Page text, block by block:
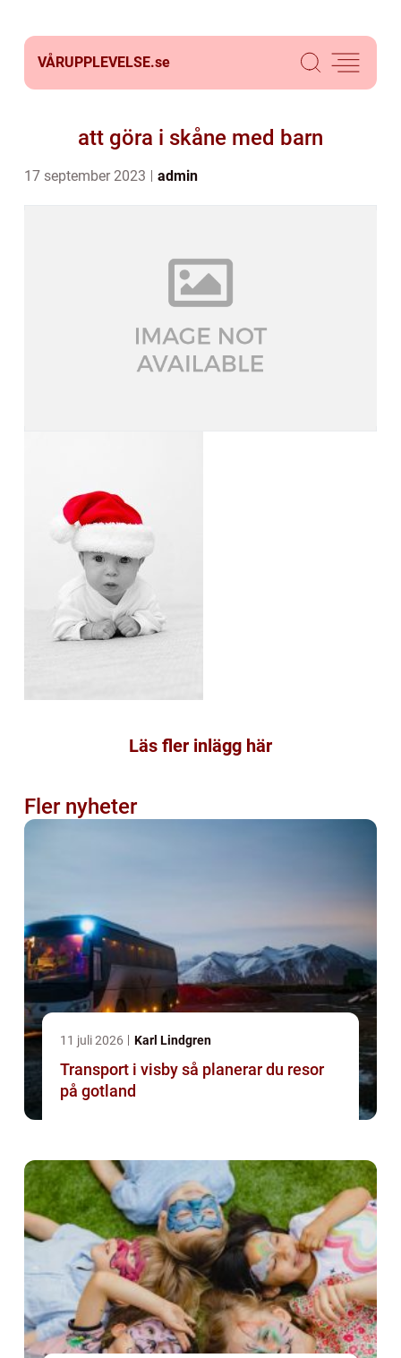
VÅRUPPLEVELSE.se
att göra i skåne med barn
17 september 2023 admin
Läs fler inlägg här
Fler nyheter
11 juli 2026 Karl Lindgren
Transport i visby så planerar du resor
på gotland